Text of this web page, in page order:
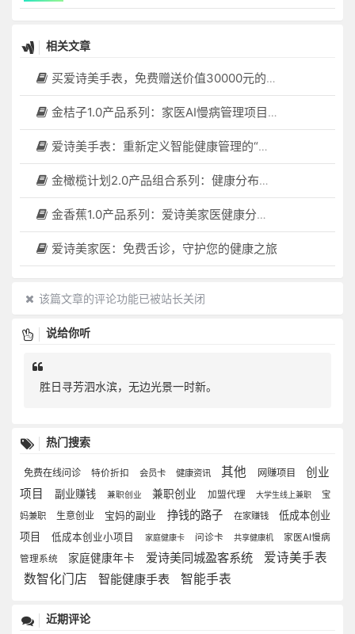
相关文章
买爱诗美手表，免费赠送价值30000元的数智化门店系统一套（含硬件）
金桔子1.0产品系列：家医AI慢病管理项目全国招募区域合伙人，低投入，高回报，长收益
爱诗美手表：重新定义智能健康管理的“医疗级守护者”
金橄榄计划2.0产品组合系列：健康分布机（健康一体机）+慢病管理系统，可落地在健康小屋，社区服务中心等等
金香蕉1.0产品系列：爱诗美家医健康分布机，健康一体机，社区服务中心，药店，健康小屋都需要
爱诗美家医：免费舌诊，守护您的健康之旅
该篇文章的评论功能已被站长关闭
说给你听
胜日寻芳泗水滨，无边光景一时新。
热门搜索
免费在线问诊 特价折扣 会员卡 健康资讯 其他 网赚项目
创业
项目
副业赚钱 兼职创业 兼职创业 加盟代理 大学生线上兼职
宝
妈兼职
生意创业 宝妈的副业 挣钱的路子 在家赚钱
低成本创业
项目
低成本创业小项目 家庭健康卡 问诊卡 共享健康机
家医AI慢病
管理系统
家庭健康年卡 爱诗美同城盈客系统
爱诗美手表
数智化门店
智能健康手表 智能手表
近期评论